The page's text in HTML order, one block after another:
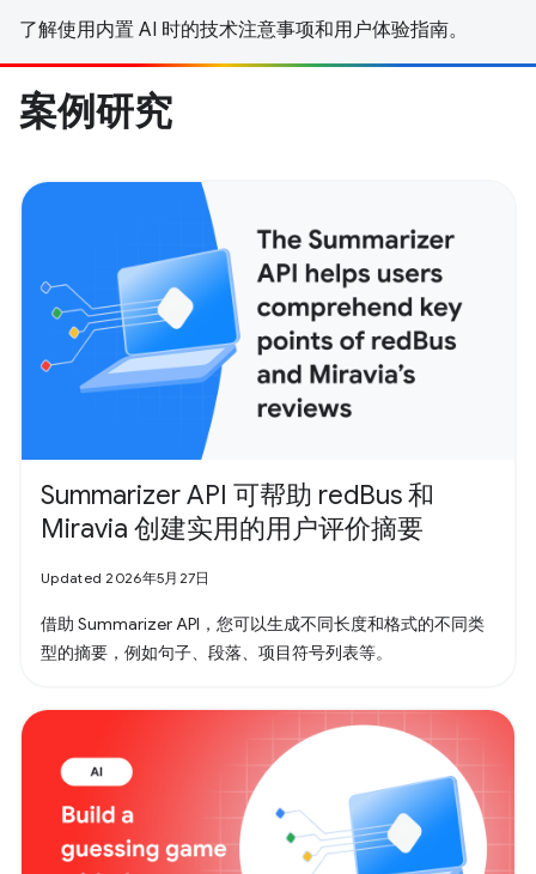
了解使用内置 AI 时的技术注意事项和用户体验指南。
案例研究
Summarizer API 可帮助 redBus 和
Miravia 创建实用的用户评价摘要
Updated 2026年5月27日
借助 Summarizer API，您可以生成不同长度和格式的不同类
型的摘要，例如句子、段落、项目符号列表等。